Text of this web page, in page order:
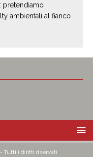
pretendiamo
ambientali al fianco
Tutti i diritti riservati